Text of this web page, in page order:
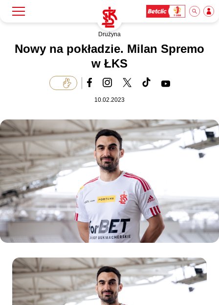
Klub
Akademia
Biznes
Dla mediów
Kibice
Drużyna
Nowy na pokładzie. Milan Spremo
w ŁKS
10.02.2023